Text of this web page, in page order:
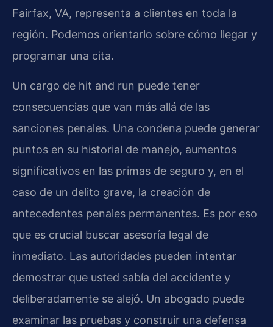
Fairfax, VA, representa a clientes en toda la
región. Podemos orientarlo sobre cómo llegar y
programar una cita.
Un cargo de hit and run puede tener
consecuencias que van más allá de las
sanciones penales. Una condena puede generar
puntos en su historial de manejo, aumentos
significativos en las primas de seguro y, en el
caso de un delito grave, la creación de
antecedentes penales permanentes. Es por eso
que es crucial buscar asesoría legal de
inmediato. Las autoridades pueden intentar
demostrar que usted sabía del accidente y
deliberadamente se alejó. Un abogado puede
examinar las pruebas y construir una defensa